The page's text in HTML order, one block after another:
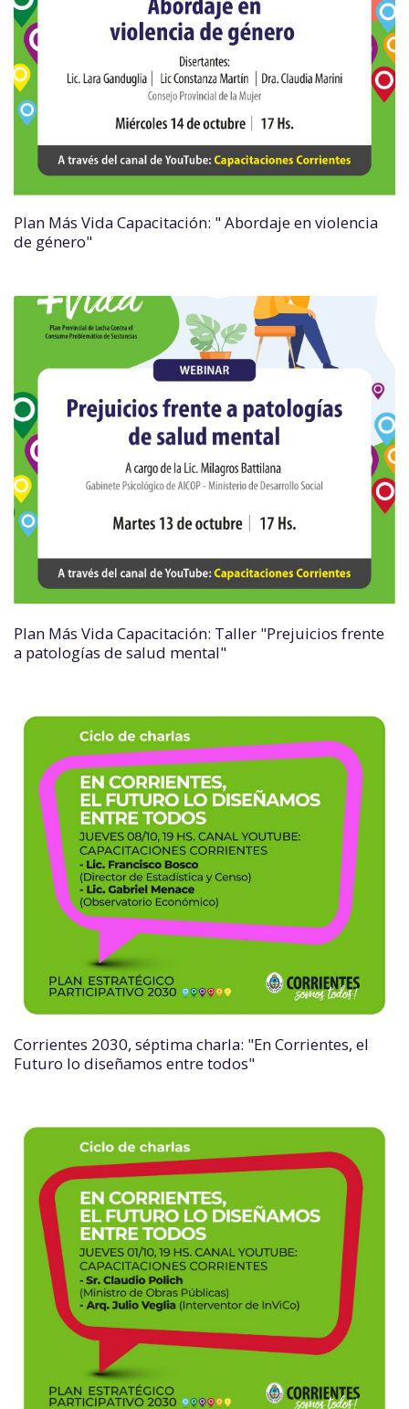
Plan Más Vida Capacitación: " Abordaje en violencia
de género"
Plan Más Vida Capacitación: Taller "Prejuicios frente
a patologías de salud mental"
Corrientes 2030, séptima charla: "En Corrientes, el
Futuro lo diseñamos entre todos"